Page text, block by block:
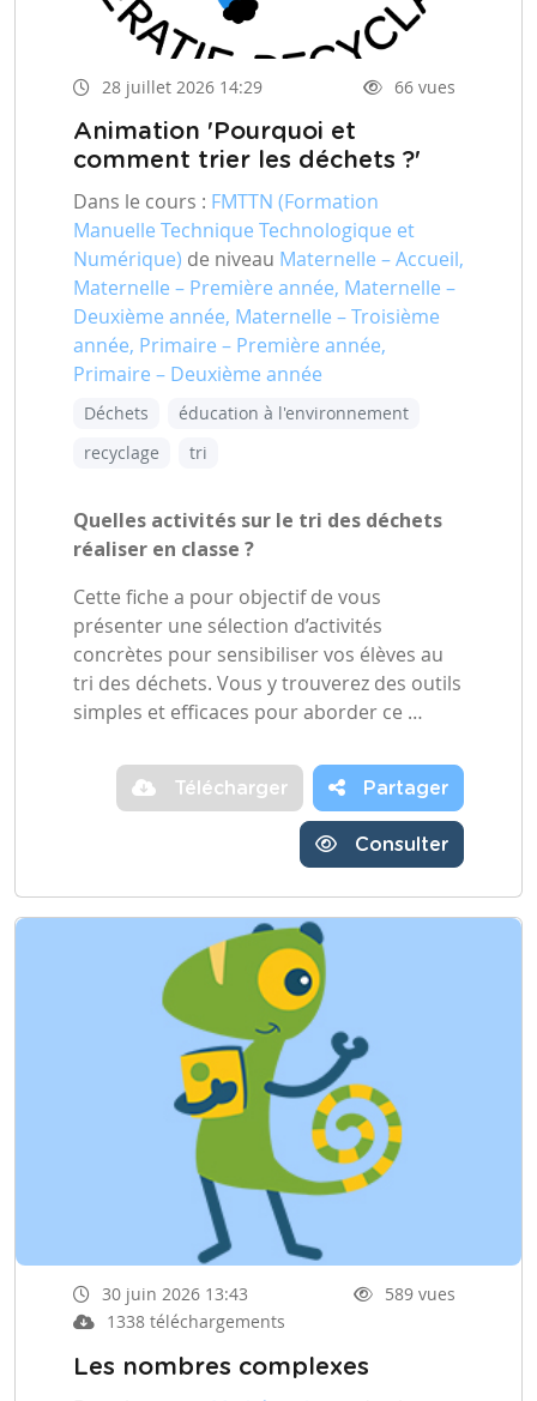
28 juillet 2026 14:29 66 vues
Animation 'Pourquoi et
comment trier les déchets ?'
Dans le cours : FMTTN (Formation
Manuelle Technique Technologique et
Numérique) de niveau Maternelle – Accueil,
Maternelle – Première année, Maternelle –
Deuxième année, Maternelle – Troisième
année, Primaire – Première année,
Primaire – Deuxième année
Déchets
éducation à l'environnement
recyclage
tri
Quelles activités sur le tri des déchets
réaliser en classe ?
Cette fiche a pour objectif de vous
présenter une sélection d’activités
concrètes pour sensibiliser vos élèves au
tri des déchets. Vous y trouverez des outils
simples et efficaces pour aborder ce …
Télécharger Partager
Consulter
30 juin 2026 13:43
589 vues
1338 téléchargements
Les nombres complexes